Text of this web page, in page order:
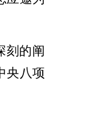
刻的阐
央八项